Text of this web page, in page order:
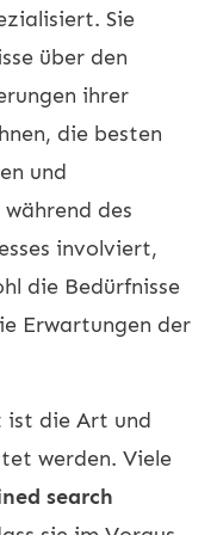
Sie
über den
ihrer
die besten
und
des
involviert,
die Bedürfnisse
Erwartungen der
ist die Art und
werden. Viele
search